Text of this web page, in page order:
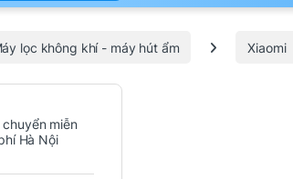
lọc không khí - máy hút ẩm Xiaomi
chuyển miễn
Hà Nội